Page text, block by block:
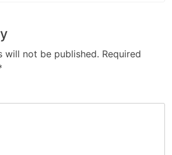
will not be published. Required